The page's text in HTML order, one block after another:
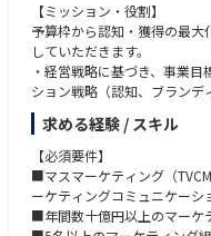
【ミッション・役割】
予算枠から認知・獲得の最
していただきます。
・経営戦略に基づき、事業
ション戦略（認知、ブラン
・年間100億円規模のマーケ
・CMO直下の組織において、
用、育成を含む組織運営全般
・広報、セールス、プロダク
ルダーとの連携および調整
【具体的な業務内容】
求める経験 / スキル
【必須要件】
■マスマーケティング（
ーケティングコミュニケーシ
■年間数十億円以上のマーケ